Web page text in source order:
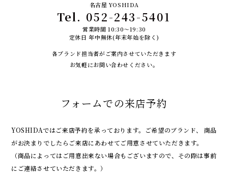
名古屋 YOSHIDA
Tel. 052-243-5401
営業時間 10:30～19:30
定休日 年中無休(年末年始を除く)
各ブランド担当者がご案内させていただきます
お気軽にお問い合わせください。
フォームでの来店予約
YOSHIDAではご来店予約を承っております。
ご希望のブランド、 商品
がお決まりでしたらご来店にあわせてご用意させていただきます。
（商品によってはご用意出来ない場合もございますので、その際は事前
にご連絡させていただきます。）